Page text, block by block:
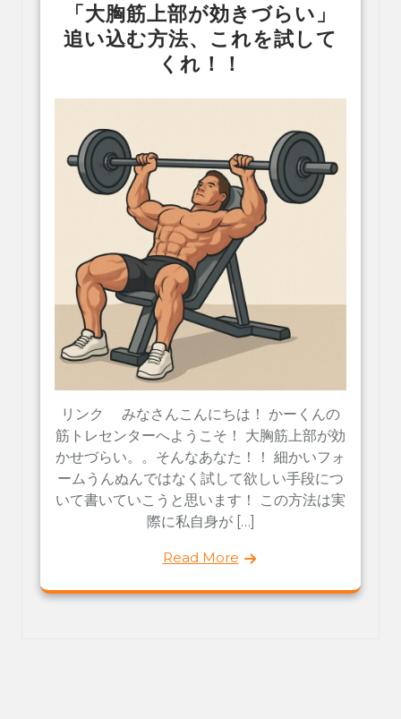
「大胸筋上部が効きづらい」
追い込む方法、これを試して
くれ！！
リンク みなさんこんにちは！ かーくんの
筋トレセンターへようこそ！ 大胸筋上部が効
かせづらい。。そんなあなた！！ 細かいフォ
ームうんぬんではなく試して欲しい手段につ
いて書いていこうと思います！ この方法は実
際に私自身が […]
Read More